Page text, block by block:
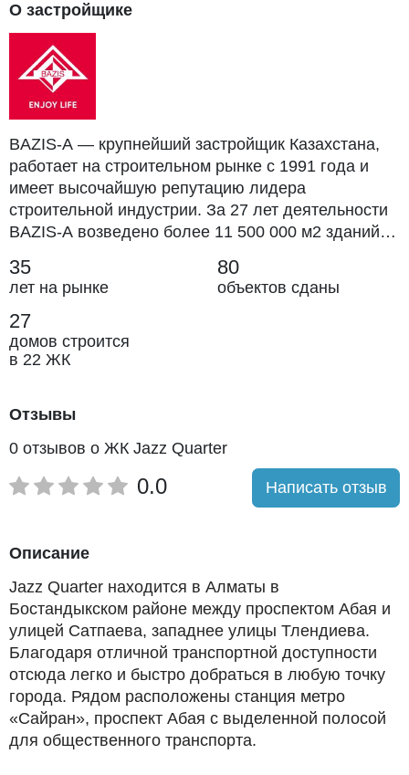
О застройщике
BAZIS-A — крупнейший застройщик Казахстана,
работает на строительном рынке с 1991 года и
имеет высочайшую репутацию лидера
строительной индустрии. За 27 лет деятельности
BAZIS-A возведено более 11 500 000 м2 зданий
километров автомобильных и железных дорог.
Глава государства Нурсултан Абишевич
Назарбаев удостоил высокой чести BAZIS-A,
написав в своей книге «В сердце Евразии»: «…
Одна из крупнейших строительных компаний
зарекомендовала себя на строительном рынке как
масштабных проектов и соответствующая
мировым стандартам по качеству исполнения и
профессионализму своих работников и
различных специальностей. В объектах,
построенных BAZIS-A, работают 70 000 и живут
140 000 человек. Более 12 000 детей обучаются в
образовательных учреждениях, возведенных
компанией.
35
лет на рынке
80
объектов сданы
27
домов строится
в 22 ЖК
Отзывы
0 отзывов о ЖК Jazz Quarter
0.0 Написать отзыв
Описание
Jazz Quarter находится в Алматы в
Бостандыкском районе между проспектом Абая и
улицей Сатпаева, западнее улицы Тлендиева.
Благодаря отличной транспортной доступности
отсюда легко и быстро добраться в любую точку
города. Рядом расположены станция метро
«Сайран», проспект Абая с выделенной полосой
для общественного транспорта.